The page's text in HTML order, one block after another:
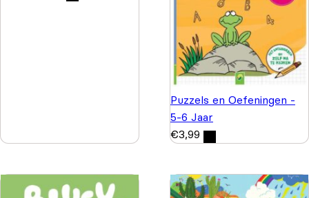
Puzzels en Oefeningen -
5-6 Jaar
€3,99